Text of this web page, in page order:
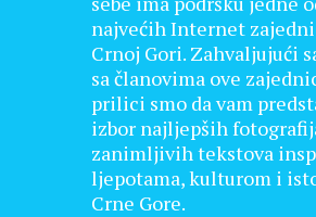
najvećih Internet
Crnoj Gori. Zahvaljujući
sa članovima ove
prilici smo da vam
izbor najljepših
zanimljivih tekstova
ljepotama, kulturom i
Crne Gore.